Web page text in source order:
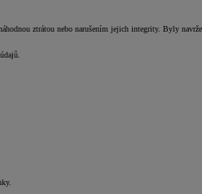
ztrátou nebo narušením jejich integrity. Byly